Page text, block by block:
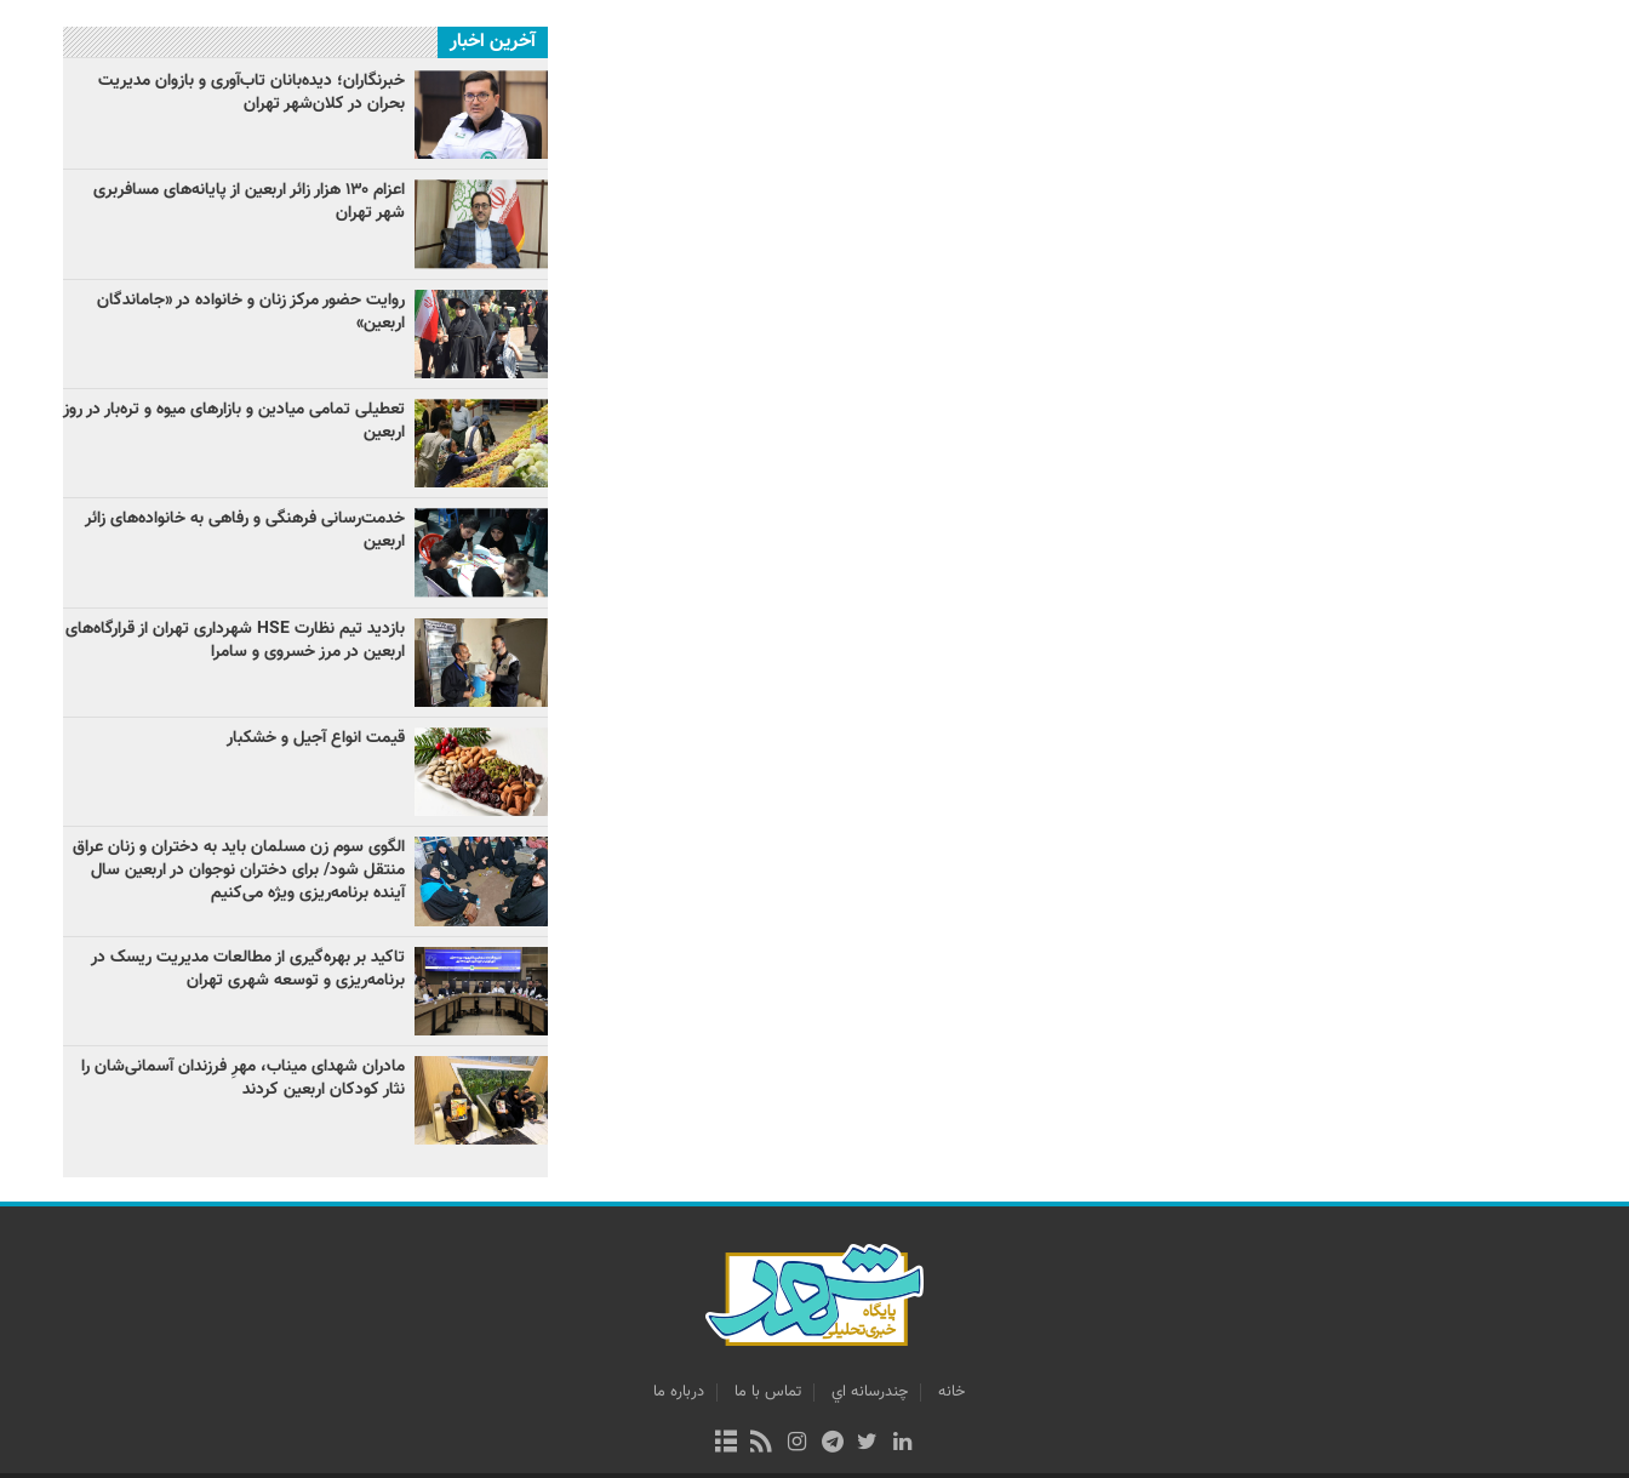
آخرین اخبار
خبرنگاران؛ دیده‌بانان تاب‌آوری و بازوان مدیریت
بحران در کلان‌شهر تهران
اعزام ۱۳۰ هزار زائر اربعین از پایانه‌های مسافربری
شهر تهران
روایت حضور مرکز زنان و خانواده در «جاماندگان
اربعین»
تعطیلی تمامی میادین و بازارهای میوه و تره‌بار در روز
اربعین
خدمت‌رسانی فرهنگی و رفاهی به خانواده‌های زائر
اربعین
بازدید تیم نظارت HSE شهرداری تهران از قرارگاه‌های
اربعین در مرز خسروی و سامرا
قیمت انواع آجیل و خشکبار
الگوی سوم زن مسلمان باید به دختران و زنان عراق
منتقل شود/ برای دختران نوجوان در اربعین سال
آینده برنامه‌ریزی ویژه می‌کنیم
تاکید بر بهره‌گیری از مطالعات مدیریت ریسک در
برنامه‌ریزی و توسعه شهری تهران
مادران شهدای میناب، مهرِ فرزندان آسمانی‌شان را
نثار کودکان اربعین کردند
خانه چندرسانه اي تماس با ما درباره ما